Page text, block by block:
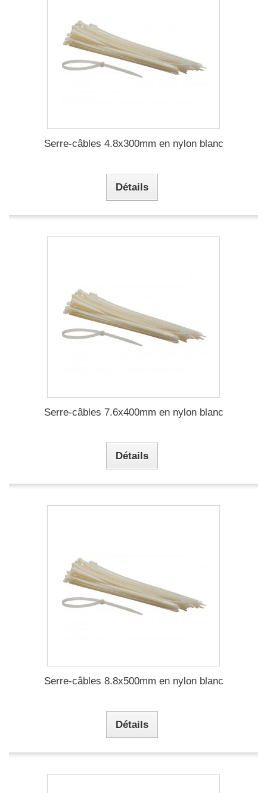
Serre-câbles 4.8x300mm en nylon blanc
Détails
Serre-câbles 7.6x400mm en nylon blanc
Détails
Serre-câbles 8.8x500mm en nylon blanc
Détails